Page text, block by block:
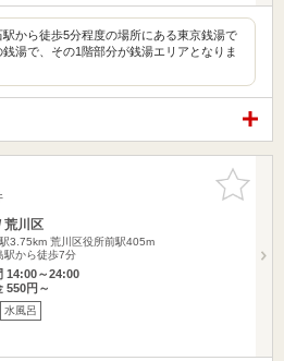
から徒歩5分程度の場所にある東京銭湯で
湯で、その1階部分が銭湯エリアとなりま
お気に入
りに追加
荒川区
3.75km 荒川区役所前駅405m
駅から徒歩7分
14:00～24:00
550円～
水風呂